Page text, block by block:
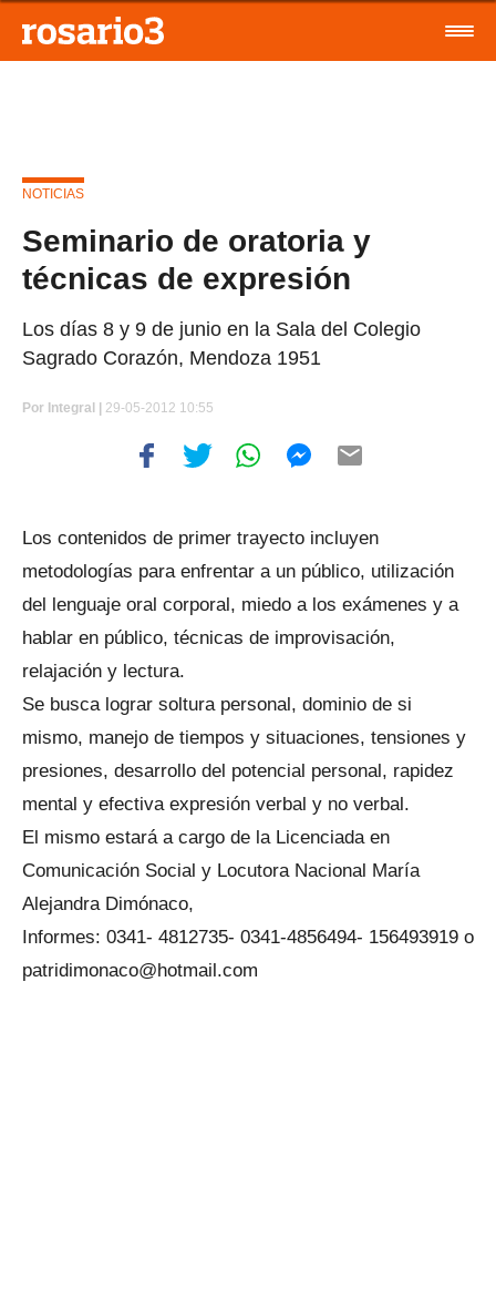
NOTICIAS
Seminario de oratoria y
técnicas de expresión
Los días 8 y 9 de junio en la Sala del Colegio
Sagrado Corazón, Mendoza 1951
Por Integral | 29-05-2012 10:55
Los contenidos de primer trayecto incluyen
metodologías para enfrentar a un público, utilización
del lenguaje oral corporal, miedo a los exámenes y a
hablar en público, técnicas de improvisación,
relajación y lectura.
Se busca lograr soltura personal, dominio de si
mismo, manejo de tiempos y situaciones, tensiones y
presiones, desarrollo del potencial personal, rapidez
mental y efectiva expresión verbal y no verbal.
El mismo estará a cargo de la Licenciada en
Comunicación Social y Locutora Nacional María
Alejandra Dimónaco,
Informes: 0341- 4812735- 0341-4856494- 156493919 o
patridimonaco@hotmail.com